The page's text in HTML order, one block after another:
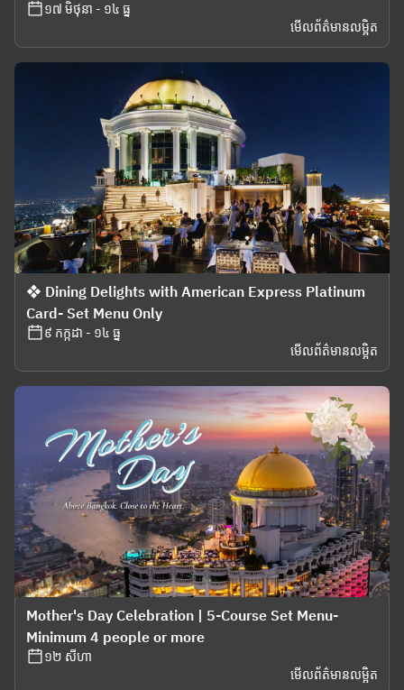
១៧ មិថុនា - ១៤ ធ្នូ
មើលព័ត៌មានលម្អិត
❖ Dining Delights with American Express Platinum
Card- Set Menu Only
៩ កក្កដា - ១៤ ធ្នូ
មើលព័ត៌មានលម្អិត
Mother's Day Celebration | 5-Course Set Menu-
Minimum 4 people or more
១២ សីហា
មើលព័ត៌មានលម្អិត